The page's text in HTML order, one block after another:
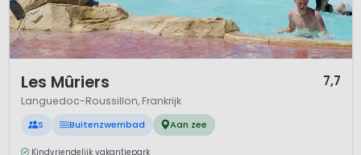
Les Mûriers 7,7
Languedoc-Roussillon, Frankrijk
S Buitenzwembad Aan zee
Kindvriendelijk vakantiepark